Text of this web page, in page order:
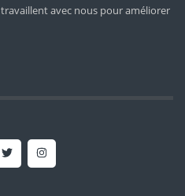
avec nous pour améliorer